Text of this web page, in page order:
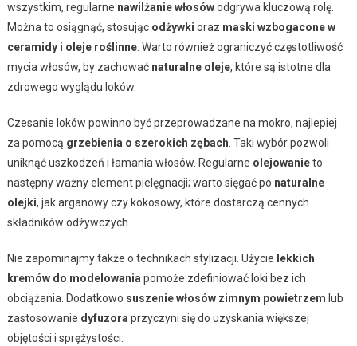
wszystkim, regularne nawilżanie włosówodgrywa kluczową rolę.
Można to osiągnąć, stosując odżywki oraz maski wzbogacone w
ceramidy i oleje roślinne. Warto również ograniczyć częstotliwość
mycia włosów, by zachować naturalne oleje, które są istotne dla
zdrowego wyglądu loków.
Czesanie loków powinno być przeprowadzane na mokro, najlepiej
za pomocą grzebienia o szerokich zębach . Taki wybór pozwoli
uniknąć uszkodzeń i łamania włosów. Regularne olejowanieto
następny ważny element pielęgnacji; warto sięgać po naturalne
olejki, jak arganowy czy kokosowy, które dostarczą cennych
składników odżywczych.
Nie zapominajmy także o technikach stylizacji. Użycie lekkich
kremów do modelowania pomoże zdefiniować loki bez ich
obciążania. Dodatkowo suszenie włosów zimnym powietrzem lub
zastosowanie dyfuzora przyczyni się do uzyskania większej
objętości i sprężystości.